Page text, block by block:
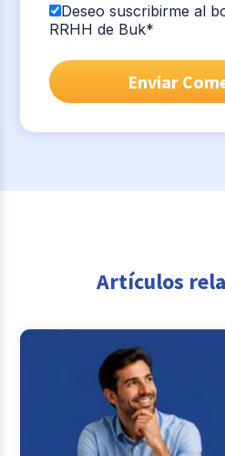
Deseo suscribirme al
RRHH de Buk*
Artículos